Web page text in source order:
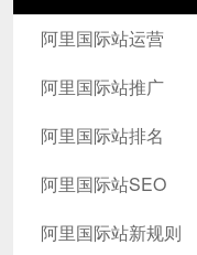
AlibabaTop
工作室
阿里国际站运营
阿里国际站推广
阿里国际站排名
阿里国际站SEO
阿里国际站新规则